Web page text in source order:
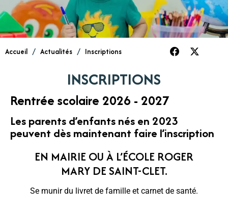
Accueil / Actualités / Inscriptions
INSCRIPTIONS
Rentrée scolaire 2026 - 2027
Les parents d’enfants nés en 2023
peuvent dès maintenant faire l’inscription
EN MAIRIE OU À L’ÉCOLE ROGER
MARY DE SAINT-CLET.
Se munir du livret de famille et carnet de santé.